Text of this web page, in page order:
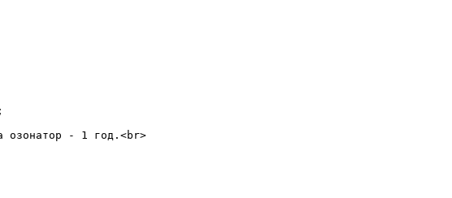
озонатор - 1 год.<br>